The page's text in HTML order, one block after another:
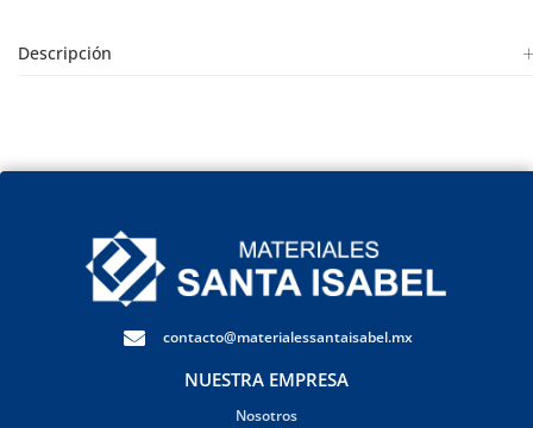
Descripción
contacto@materialessantaisabel.mx
NUESTRA EMPRESA
Nosotros